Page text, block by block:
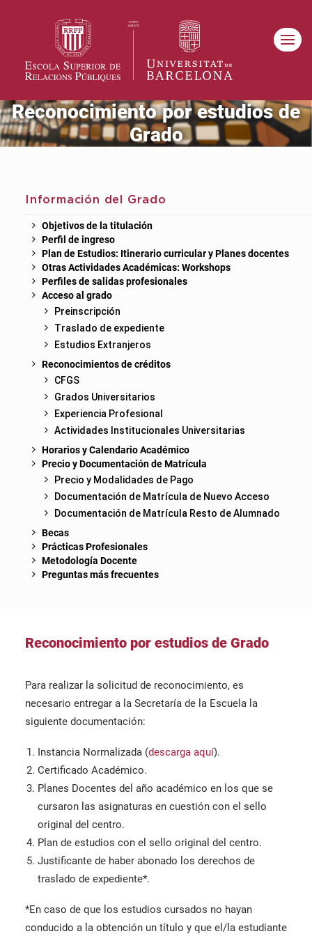
Reconocimiento por estudios de
Grado
Información del Grado
Objetivos de la titulación
Perfil de ingreso
Plan de Estudios: Itinerario curricular y Planes docentes
Otras Actividades Académicas: Workshops
Perfiles de salidas profesionales
Acceso al grado
Preinscripción
Traslado de expediente
Estudios Extranjeros
Reconocimientos de créditos
CFGS
Grados Universitarios
Experiencia Profesional
Actividades Institucionales Universitarias
Horarios y Calendario Académico
Precio y Documentación de Matrícula
Precio y Modalidades de Pago
Documentación de Matrícula de Nuevo Acceso
Documentación de Matrícula Resto de Alumnado
Becas
Prácticas Profesionales
Metodología Docente
Preguntas más frecuentes
Reconocimiento por estudios de Grado
Para realizar la solicitud de reconocimiento, es
necesario entregar a la Secretaría de la Escuela la
siguiente documentación:
Instancia Normalizada (descarga aquí).
Certificado Académico.
Planes Docentes del año académico en los que se
cursaron las asignaturas en cuestión con el sello
original del centro.
Plan de estudios con el sello original del centro.
Justificante de haber abonado los derechos de
traslado de expediente*.
*En caso de que los estudios cursados ​​no hayan
conducido a la obtención un título y que el/la estudiante